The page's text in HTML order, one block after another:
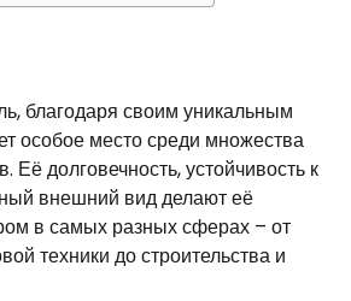
благодаря своим уникальным
особое место среди множества
Её долговечность, устойчивость к
внешний вид делают её
в самых разных сферах – от
техники до строительства и